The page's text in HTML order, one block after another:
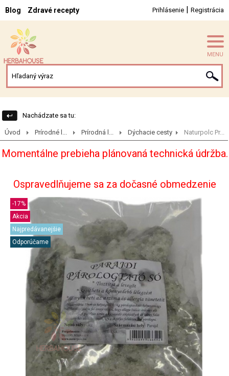
Blog Zdravé recepty Prihlásenie | Registrácia
MENU
Nachádzate sa tu:
Úvod Prírodné l... Prírodná l... Dýchacie cesty Naturpolc Pr...
Momentálne prebieha plánovaná technická údržba.
Ospravedlňujeme sa za dočasné obmedzenie
-17%
Akcia
Najpredávanejšie
Odporúčame